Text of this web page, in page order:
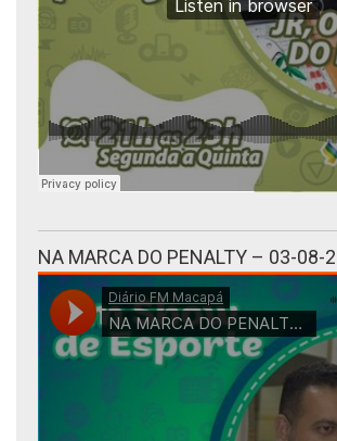
NA MARCA DO PENALTY – 03-08-